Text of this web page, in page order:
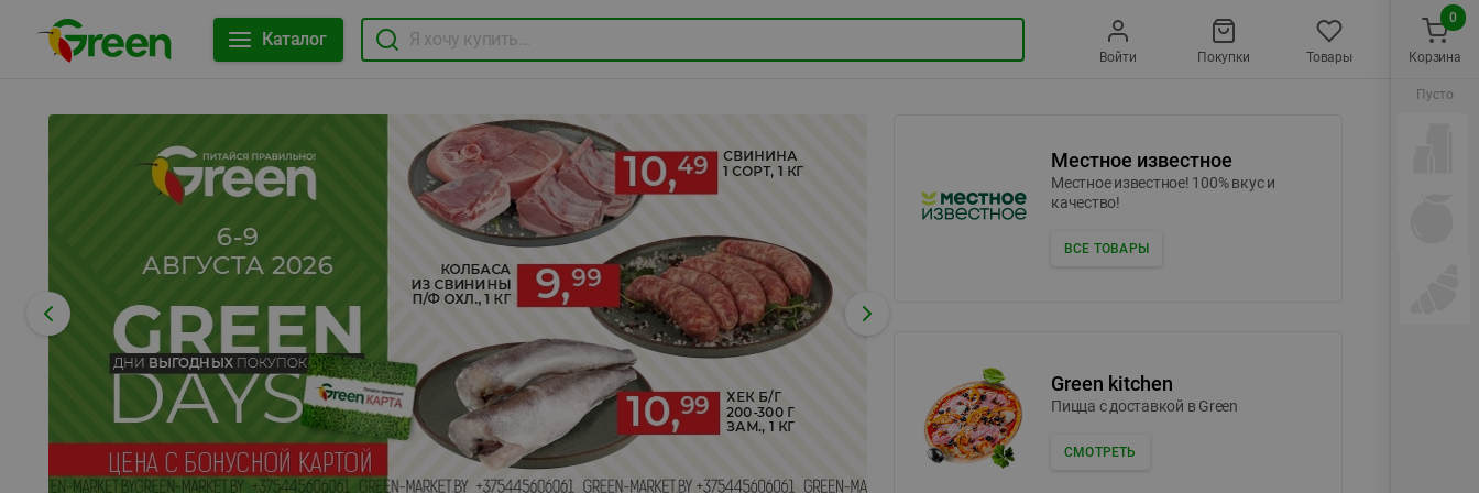
Каталог
Войти Покупки Товары
Местное известное
Местное известное! 100% вкус и
качество!
ВСЕ ТОВАРЫ
Green kitchen
Пицца c доставкой в Green
СМОТРЕТЬ
Корзина
0
Пусто